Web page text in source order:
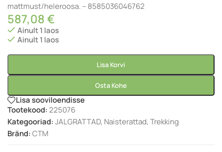
mattmust/heleroosa. – 8585036046762
587,08€
Ainult 1 laos
Ainult 1 laos
Lisa Korvi
Osta Kohe
Lisa sooviloendisse
Tootekood:225076
Kategooriad:JALGRATTAD, Naisterattad,Trekking
Bränd:CTM